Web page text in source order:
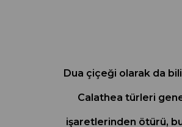
Dua çiçeği olarak da
Calathea türleri
işaretlerinden ötürü,